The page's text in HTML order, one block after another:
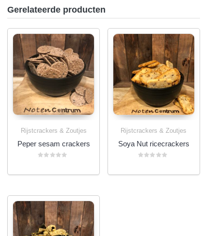
Gerelateerde producten
Rijstcrackers & Zoutjes
Peper sesam crackers
uit
Rijstcrackers & Zoutjes
Soya Nut ricecrackers
uit